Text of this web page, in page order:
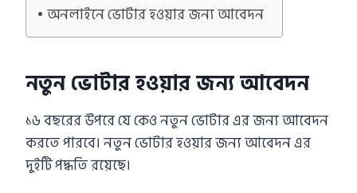
অনলাইনে ভোটার হওয়ার জন্য আবেদন
নতুন ভোটার হওয়ার জন্য আবেদন
১৬ বছরের উপরে যে কেও নতুন ভোটার এর জন্য আবেদন
করতে পারবে। নতুন ভোটার হওয়ার জন্য আবেদন এর
দুইটি পদ্ধতি রয়েছে।